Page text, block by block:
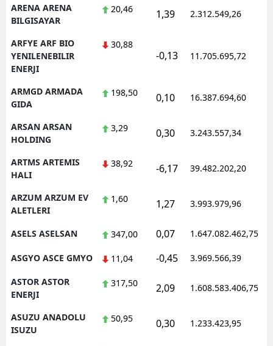
ARENA ARENA
BILGISAYAR
20,46 1,39 2.312.549,26
ARFYE ARF BIO
YENILENEBILIR
ENERJI
30,88
-0,13 11.705.695,72
ARMGD ARMADA
GIDA
198,50 0,10 16.387.694,60
ARSAN ARSAN
HOLDING
3,29 0,30 3.243.557,34
ARTMS ARTEMIS
HALI
38,92 -6,17 39.482.202,20
ARZUM ARZUM EV
ALETLERI
1,60 1,27 3.993.979,96
ASELS ASELSAN 347,00 0,07 1.647.082.462,75
ASGYO ASCE GMYO 11,04 -0,45 3.969.566,39
ASTOR ASTOR
ENERJI
317,50 2,09 1.608.583.406,75
ASUZU ANADOLU
ISUZU
50,95 0,30 1.233.423,95